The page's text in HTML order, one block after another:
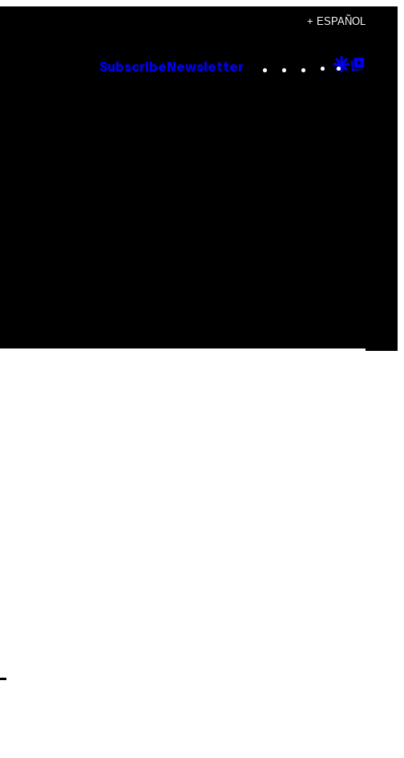
+ ESPAÑOL
Subscribe Newsletter Instagram
TikTok
YouTube
Google